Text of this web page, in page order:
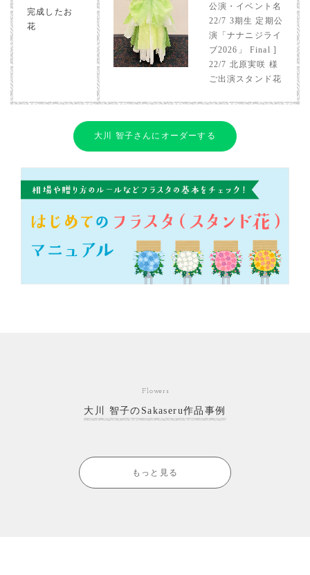
完成したお
花
公演・イベント名
22/7 3期生 定期公
演「ナナニジライ
ブ2026」 Final ]
22/7 北原実咲 様
ご出演スタンド花
大川 智子さんにオーダーする
Flowers
大川 智子のSakaseru作品事例
もっと見る